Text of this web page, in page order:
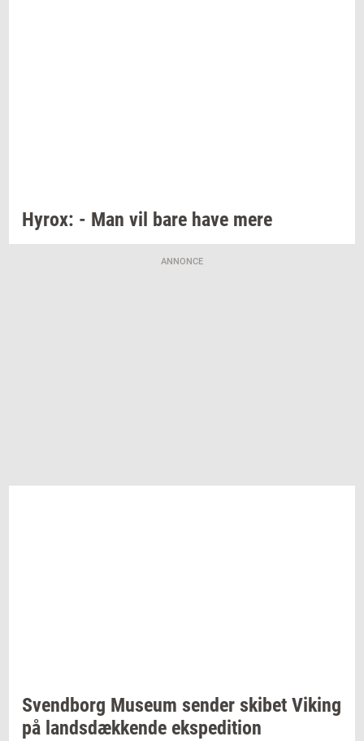
Hyrox: - Man vil bare have mere
ANNONCE
Svend­borg Mu­se­um sen­der ski­bet Viking
på lands­dæk­ken­de eks­pe­di­tion